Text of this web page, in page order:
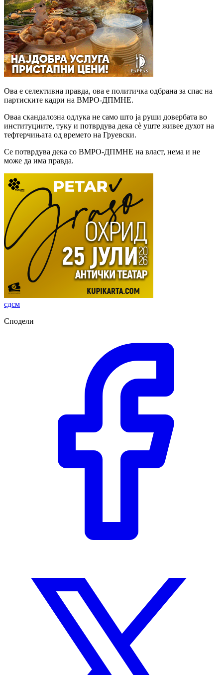
Ова е селективна правда, ова е политичка одбрана за спас на
партиските кадри на ВМРО-ДПМНЕ.
Оваа скандалозна одлука не само што ја руши довербата во
институциите, туку и потврдува дека сѐ уште живее духот на
тефтерчињата од времето на Груевски.
Се потврдува дека со ВМРО-ДПМНЕ на власт, нема и не
може да има правда.
сдсм
Сподели